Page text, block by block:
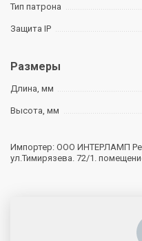
Тип патрона
Защита IP
Размеры
Длина, мм
Высота, мм
Импортер: ООО ИНТЕРЛАМП
ул.Тимирязева. 72/1.